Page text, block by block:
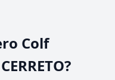
Colf